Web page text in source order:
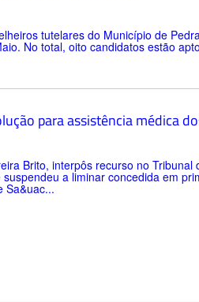
tutelares do Município de
No total, oito candidatos estão
para assistência médica
Brito, interpôs recurso no
a liminar concedida em
Sa&uac...